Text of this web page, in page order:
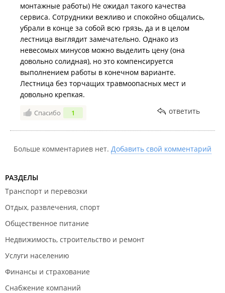
монтажные работы) Не ожидал такого качества
сервиса. Сотрудники вежливо и спокойно общались,
убрали в конце за собой всю грязь, да и в целом
лестница выглядит замечательно. Однако из
невесомых минусов можно выделить цену (она
довольно солидная), но это компенсируется
выполнением работы в конечном варианте.
Лестница без торчащих травмоопасных мест и
довольно крепкая.
Спасибо 1 ответить
Больше комментариев нет. Добавить свой комментарий
РАЗДЕЛЫ
Транспорт и перевозки
Отдых, развлечения, спорт
Общественное питание
Недвижимость, строительство и ремонт
Услуги населению
Финансы и страхование
Снабжение компаний